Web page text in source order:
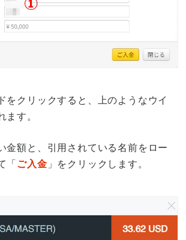
をクリックすると、上のようなウイ
ます。
金額と、引用されている名前をロー
「 ご入金 」をクリックします。